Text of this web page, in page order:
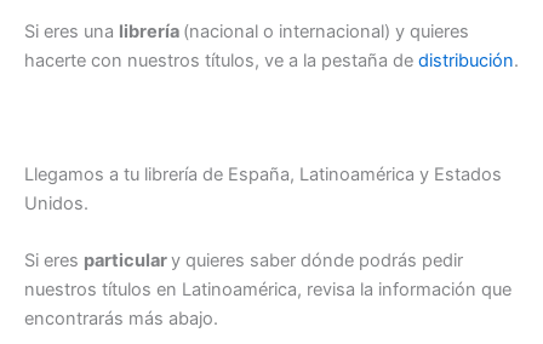
Si eres una librería (nacional o internacional) y quieres
hacerte con nuestros títulos, ve a la pestaña de distribución.
Llegamos a tu librería de España, Latinoamérica y Estados
Unidos.
Si eres particulary quieres saber dónde podrás pedir
nuestros títulos en Latinoamérica, revisa la información que
encontrarás más abajo.